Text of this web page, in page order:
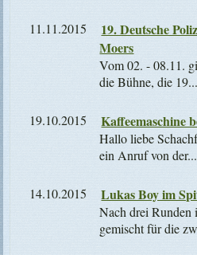
11.11.2015
19. Deutsche
Moers
Vom 02. - 08.11.
die Bühne, die
19.10.2015 Kaffeemaschine
Hallo liebe
ein Anruf von der...
14.10.2015 Lukas Boy im
Nach drei Runden
gemischt für die